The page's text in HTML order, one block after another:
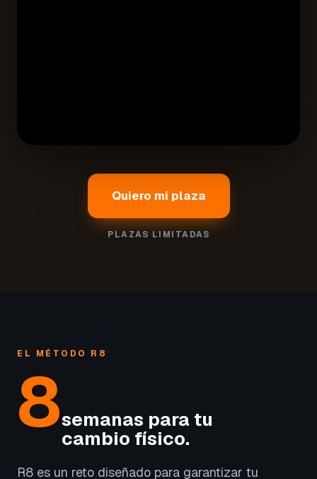
Quiero mi plaza
PLAZAS LIMITADAS
EL MÉTODO R8
8semanas para tu
cambio físico.
R8 es un reto diseñado para garantizar tu